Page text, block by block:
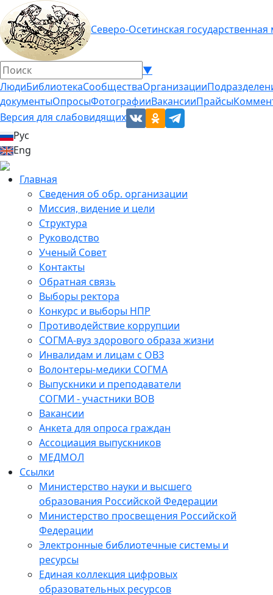
Северо-Осетинская
▼
ЛюдиБиблиотекаСообществаОрганизации
документыОпросыФотографииВакансииПрайсы
Версия для слабовидящих
Рус
Eng
Главная
Сведения об обр. организации
Миссия, видение и цели
Структура
Руководство
Ученый Совет
Контакты
Обратная связь
Выборы ректора
Конкурс и выборы НПР
Противодействие коррупции
СОГМА-вуз здорового образа жизни
Инвалидам и лицам с ОВЗ
Волонтеры-медики СОГМА
Выпускники и преподаватели
СОГМИ - участники ВОВ
Вакансии
Анкета для опроса граждан
Ассоциация выпускников
МЕДМОЛ
Ссылки
Министерство науки и высшего
образования Российской Федерации
Министерство просвещения Российской
Федерации
Электронные библиотечные системы и
ресурсы
Единая коллекция цифровых
образовательных ресурсов